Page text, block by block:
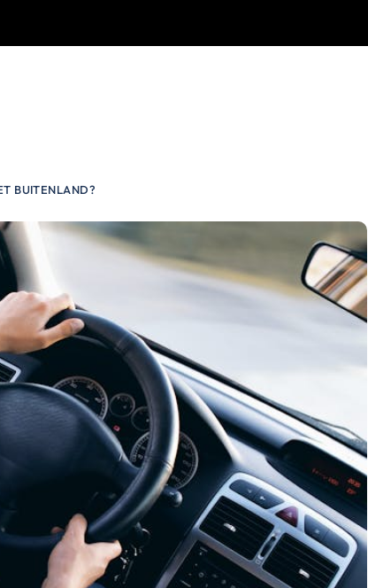
BUITENLAND?